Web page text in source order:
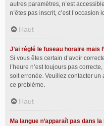
autres paramètres, n’est
n’êtes pas inscrit, c’est l’occasion
Haut
J’ai réglé le fuseau horaire mais
Si vous êtes certain d’avoir
l’heure n’est toujours pas
soit erronée. Veuillez contacter
ce problème.
Haut
Ma langue n’apparaît pas dans la